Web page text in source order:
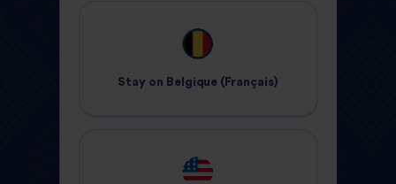
Produits Tilda
Stay on Belgique (Français)